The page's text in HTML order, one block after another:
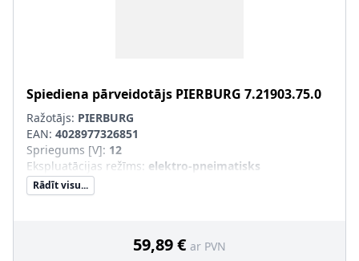
Spiediena pārveidotājs PIERBURG 7.21903.75.0
Ražotājs: PIERBURG
EAN: 4028977326851
Spriegums [V]: 12
Ekspluatācijas režīms: elektro-pneimatisks
Rādīt visu...
59,89 € ar PVN